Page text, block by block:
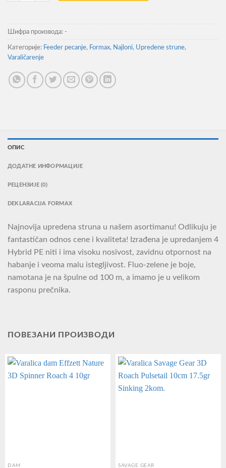
Шифра производа: -
Категорије: Feeder pecanje, Formax, Najloni, Upredene strune,
Varaličarenje
ОПИС
ДОДАТНЕ ИНФОРМАЦИЈЕ
РЕЦЕНЗИЈЕ (0)
DEKLARACIJA FORMAX
Najnovija upredena struna u našem asortimanu! Odlikuju je
fantastičan odnos cene i kvaliteta! Izrađena je upredanjem 4
Hybrid PE niti i ima visoku nosivost, zavidnu otpornost na
habanje i veoma malu istegljivost. Fluo-zelene je boje,
namotana je na špulne od 100 m, a imamo je u velikom
rasponu prečnika.
ПОВЕЗАНИ ПРОИЗВОДИ
DAM SAVAGE GEAR